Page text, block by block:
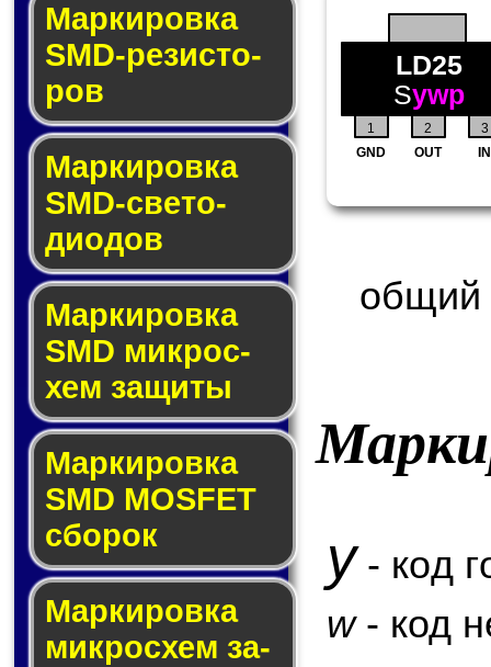
Маркировка
SMD-ре­зис­то­
ров
Маркировка
SMD-све­то­
дио­дов
Мар­ки­ров­ка
SMD мик­рос­
хем защиты
Мар­ки­ров­ка
SMD MOSFET
сбо­рок
Мар­ки­ров­ка
мик­ро­схем за­
1 2
3
GND
OUT IN
LD25
Sywp
общий
y- код
w- код